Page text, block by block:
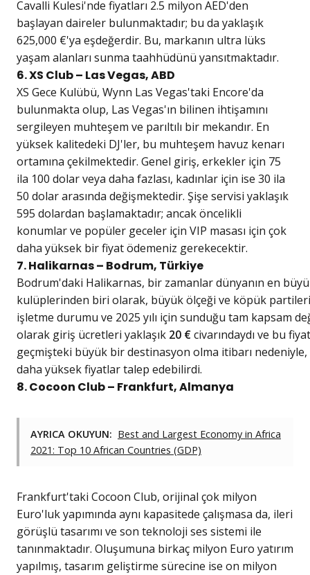
Cavalli Kulesi'nde fiyatları 2.5 milyon AED'den
başlayan daireler bulunmaktadır; bu da yaklaşık
625,000 €'ya eşdeğerdir. Bu, markanın ultra lüks
yaşam alanları sunma taahhüdünü yansıtmaktadır.
6. XS Club – Las Vegas, ABD
XS Gece Kulübü, Wynn Las Vegas'taki Encore'da
bulunmakta olup, Las Vegas'ın bilinen ihtişamını
sergileyen muhteşem ve parıltılı bir mekandır. En
yüksek kalitedeki DJ'ler, bu muhteşem havuz kenarı
ortamına çekilmektedir. Genel giriş, erkekler için 75
ila 100 dolar veya daha fazlası, kadınlar için ise 30 ila
50 dolar arasında değişmektedir. Şişe servisi yaklaşık
595 dolardan başlamaktadır; ancak öncelikli
konumlar ve popüler geceler için VIP masası için çok
daha yüksek bir fiyat ödemeniz gerekecektir.
7. Halikarnas – Bodrum, Türkiye
Bodrum'daki Halikarnas, bir zamanlar dünyanın en
kulüplerinden biri olarak, büyük ölçeği ve köpük partileri
işletme durumu ve 2025 yılı için sunduğu tam kapsam
olarak giriş ücretleri yaklaşık 20 €civarındaydı ve bu
geçmişteki büyük bir destinasyon olma itibarı
daha yüksek fiyatlar talep edebilirdi.
8. Cocoon Club – Frankfurt, Almanya
AYRICA OKUYUN: Best and Largest Economy in Africa
2021: Top 10 African Countries (GDP)
Frankfurt'taki Cocoon Club, orijinal çok milyon
Euro'luk yapımında aynı kapasitede çalışmasa da, ileri
görüşlü tasarımı ve son teknoloji ses sistemi ile
tanınmaktadır. Oluşumuna birkaç milyon Euro yatırım
yapılmış, tasarım geliştirme sürecine ise on milyon